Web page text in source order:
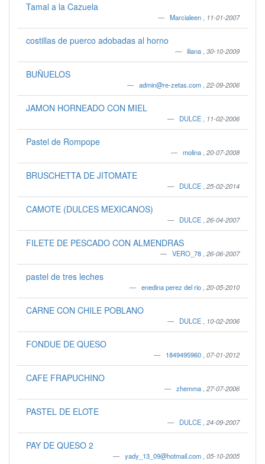
Tamal a la Cazuela
Marcialeen 11-01-2007
costillas de puerco adobadas al horno
iliana 30-10-2009
BUÑUELOS
admin@re-zetas.com 22-09-2006
JAMON HORNEADO CON MIEL
DULCE 11-02-2006
Pastel de Rompope
molina 20-07-2008
BRUSCHETTA DE JITOMATE
DULCE 25-02-2014
CAMOTE (DULCES MEXICANOS)
DULCE 26-04-2007
FILETE DE PESCADO CON ALMENDRAS
VERO_78 26-06-2007
pastel de tres leches
enedina perez del rio 20-05-2010
CARNE CON CHILE POBLANO
DULCE 10-02-2006
FONDUE DE QUESO
1849495960 07-01-2012
CAFE FRAPUCHINO
zhemma 27-07-2006
PASTEL DE ELOTE
DULCE 24-09-2007
PAY DE QUESO 2
yady_13_09@hotmail.com 05-10-2005